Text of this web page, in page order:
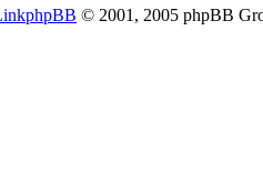
phpBB © 2001, 2005 phpBB